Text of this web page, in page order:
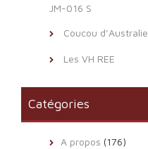
JM-016 S
Coucou d’Australie
Les VH REE
Catégories
A propos (176)